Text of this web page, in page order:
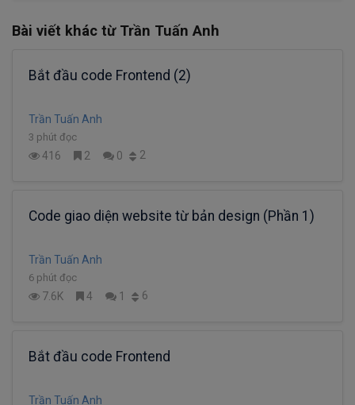
Bài viết khác từ Trần Tuấn Anh
Bắt đầu code Frontend (2)
Trần Tuấn Anh
3 phút đọc
416 2 0 2
Code giao diện website từ bản design (Phần 1)
Trần Tuấn Anh
6 phút đọc
7.6K 4 1 6
Bắt đầu code Frontend
Trần Tuấn Anh